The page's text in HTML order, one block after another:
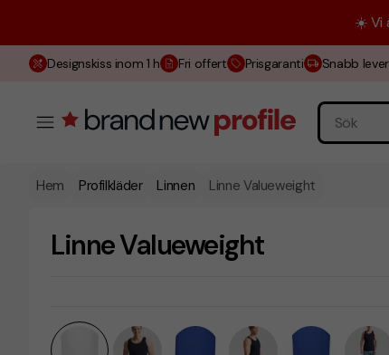
☀️ Vi
Designskiss inom 1 h Fri offert Prisgaranti Snabb
Hem Profilkläder Linnen Linne Valueweight
Linne Valueweight